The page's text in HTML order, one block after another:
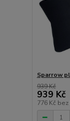
Sparrow
939 Kč
939 Kč
776 Kč bez